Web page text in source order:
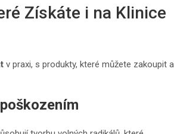
Získáte i na Klinice
v praxi, s produkty, které můžete zakoupit a